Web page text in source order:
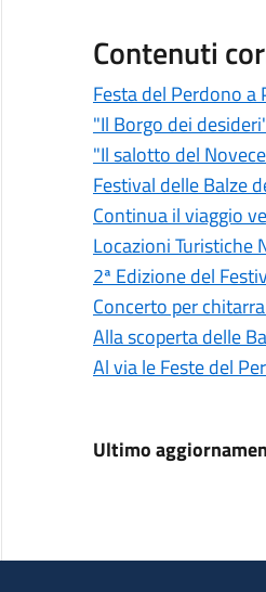
Contenuti
Festa del Perdono
"Il Borgo dei
"Il salotto del
Festival delle Balze
Continua il viaggio
Locazioni Turistiche
2ª Edizione del
Concerto per
Alla scoperta delle
Al via le Feste del
Ultimo